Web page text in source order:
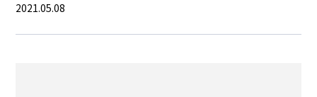
2021.05.08